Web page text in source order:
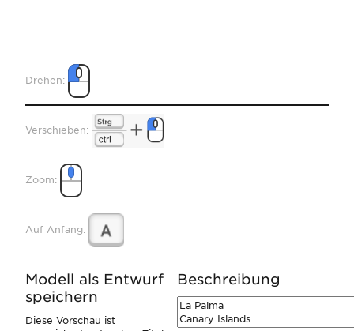
Drehen:
Verschieben:
Zoom:
Auf Anfang:
Modell als Entwurf
speichern
Diese Vorschau ist
Beschreibung